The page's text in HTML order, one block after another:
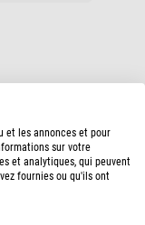
et les annonces et pour
sur votre
et analytiques, qui peuvent
fournies ou qu'ils ont